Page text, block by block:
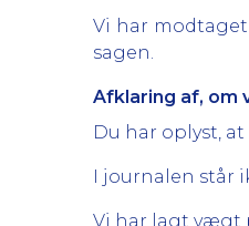
Vi har
sagen.
Afklaring af, om
Du har oplyst, at
I journalen står
Vi har lagt vægt